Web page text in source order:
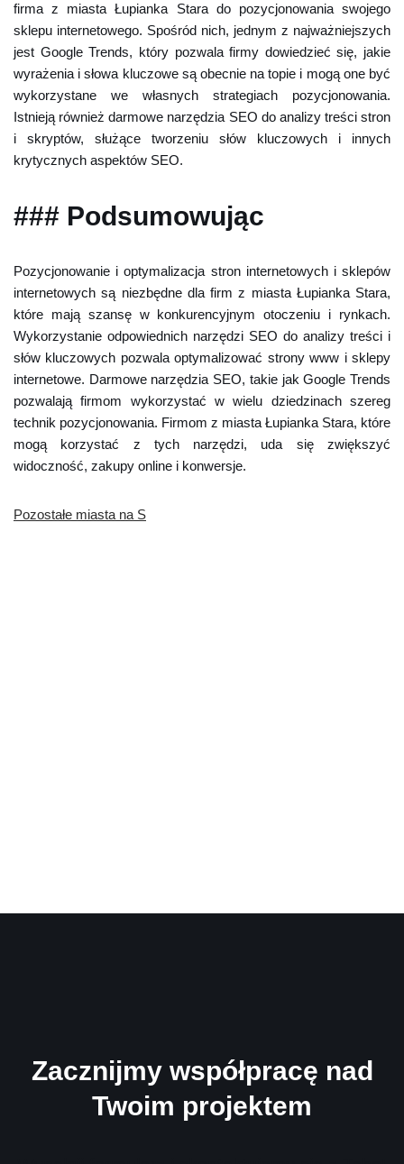
firma z miasta Łupianka Stara do pozycjonowania swojego
sklepu internetowego. Spośród nich, jednym z najważniejszych
jest Google Trends, który pozwala firmy dowiedzieć się, jakie
wyrażenia i słowa kluczowe są obecnie na topie i mogą one być
wykorzystane we własnych strategiach pozycjonowania.
Istnieją również darmowe narzędzia SEO do analizy treści stron
i skryptów, służące tworzeniu słów kluczowych i innych
krytycznych aspektów SEO.
### Podsumowując
Pozycjonowanie i optymalizacja stron internetowych i sklepów
internetowych są niezbędne dla firm z miasta Łupianka Stara,
które mają szansę w konkurencyjnym otoczeniu i rynkach.
Wykorzystanie odpowiednich narzędzi SEO do analizy treści i
słów kluczowych pozwala optymalizować strony www i sklepy
internetowe. Darmowe narzędzia SEO, takie jak Google Trends
pozwalają firmom wykorzystać w wielu dziedzinach szereg
technik pozycjonowania. Firmom z miasta Łupianka Stara, które
mogą korzystać z tych narzędzi, uda się zwiększyć
widoczność, zakupy online i konwersje.
Pozostałe miasta na S
Zacznijmy współpracę nad
Twoim projektem